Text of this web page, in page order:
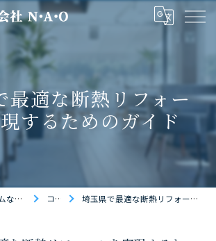
最適な断熱リフォー
するためのガイド
埼玉のリフォームなら株式会社N・A・O コラム 埼玉県で最適な断熱リフォームを実現するためのガイド